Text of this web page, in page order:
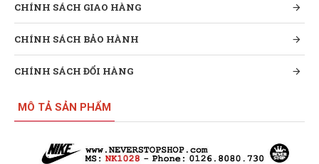
CHÍNH SÁCH GIAO HÀNG
CHÍNH SÁCH BẢO HÀNH
CHÍNH SÁCH ĐỔI HÀNG
MÔ TẢ SẢN PHẨM